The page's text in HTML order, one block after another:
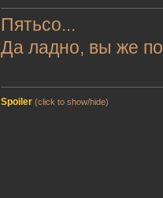
Пятьсо...
Да ладно, вы же
Spoiler (click to show/hide)